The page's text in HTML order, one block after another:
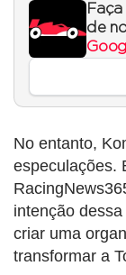
de
No entanto,
especulações.
intenção
criar uma
transformar a